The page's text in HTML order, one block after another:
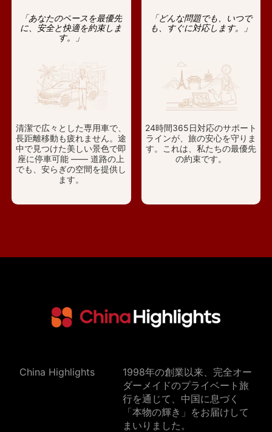
「あなたのペースを最優先
に、安全と快適を約束しま
す。」
清潔で広々とした専用車で、
長距離移動も疲れません。途
中で見つけた美しい景色で即
座に停車可能 —— 道路の上
でも、安らぎの空間を提供し
ます。
「どんな問題でも、いつで
も、すぐに対応します。」
24時間365日対応のサポート
ラインが、旅の安心を守りま
す。これは、私たちの最優先
の約束です。
China Highlights
1998年の創業以来、完全オー
ダーメイドのプライベート旅
行を通じて、中国に息づく
「本物の輝き」をお届けして
まいりました。